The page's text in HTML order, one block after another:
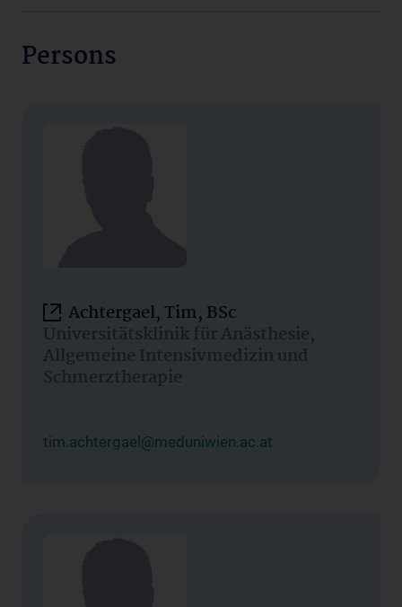
Persons
Achtergael, Tim, BSc
Universitätsklinik für Anästhesie,
Allgemeine Intensivmedizin und
Schmerztherapie
tim.achtergael@meduniwien.ac.at